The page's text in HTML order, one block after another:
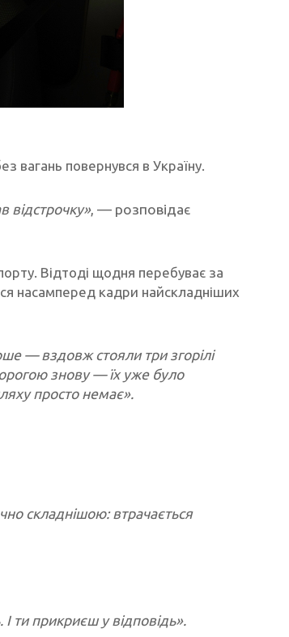
вагань повернувся в Україну.
відстрочку», — розповідає
Відтоді щодня перебуває за
насамперед кадри найскладніших
— вздовж стояли три згорілі
знову — їх уже було
просто немає».
складнішою: втрачається
ти прикриєш у відповідь».